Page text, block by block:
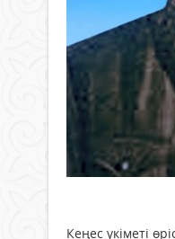
Кеңес үкіметі